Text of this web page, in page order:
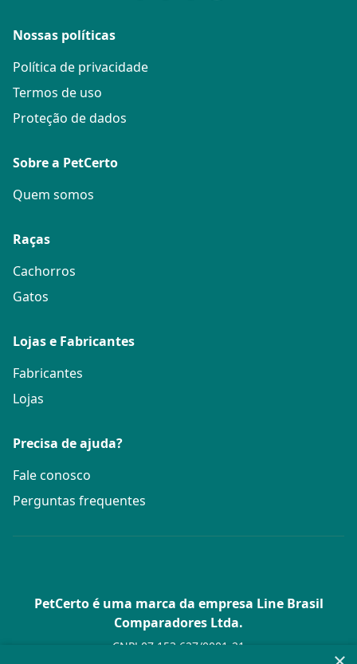
Nossas políticas
Política de privacidade
Termos de uso
Proteção de dados
Sobre a PetCerto
Quem somos
Raças
Cachorros
Gatos
Lojas e Fabricantes
Fabricantes
Lojas
Precisa de ajuda?
Fale conosco
Perguntas frequentes
PetCerto é uma marca da empresa Line Brasil
Comparadores Ltda.
CNPJ 07.153.627/0001-21